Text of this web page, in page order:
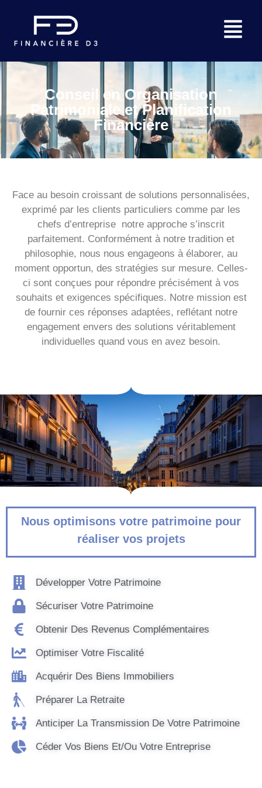
Conseil en Organisation
Patrimoniale et Planification
Financière
Face au besoin croissant de solutions personnalisées,
exprimé par les clients particuliers comme par les
chefs d’entreprise notre approche s’inscrit
parfaitement. Conformément à notre tradition et
philosophie, nous nous engageons à élaborer, au
moment opportun, des stratégies sur mesure. Celles-
ci sont conçues pour répondre précisément à vos
souhaits et exigences spécifiques. Notre mission est
de fournir ces réponses adaptées, reflétant notre
engagement envers des solutions véritablement
individuelles quand vous en avez besoin.
Nous optimisons votre patrimoine pour
réaliser vos projets
Développer Votre Patrimoine
Sécuriser Votre Patrimoine
Obtenir Des Revenus Complémentaires
Optimiser Votre Fiscalité
Acquérir Des Biens Immobiliers
Préparer La Retraite
Anticiper La Transmission De Votre Patrimoine
Céder Vos Biens Et/ou Votre Entreprise